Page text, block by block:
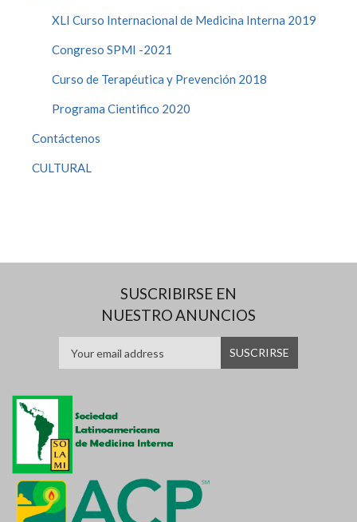
XLI Curso Internacional de Medicina Interna 2019
Congreso SPMI -2021
Curso de Terapéutica y Prevención 2018
Programa Cientifico 2020
Contáctenos
CULTURAL
SUSCRIBIRSE EN
NUESTRO ANUNCIOS